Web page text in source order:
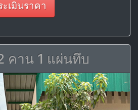
เมินราคา
คาน 1 แผ่นทึบ